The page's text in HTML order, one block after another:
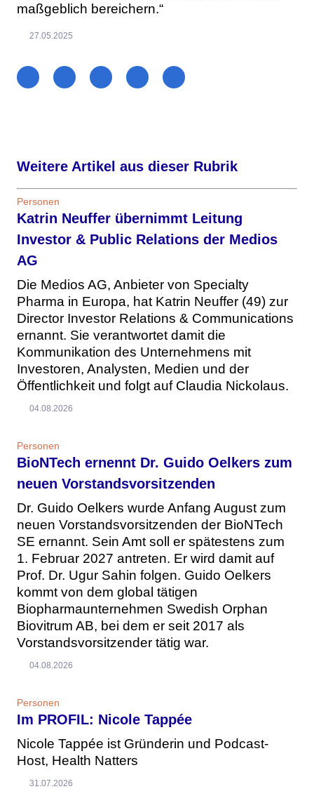
maßgeblich bereichern.“
27.05.2025
Weitere Artikel aus dieser Rubrik
Personen
Katrin Neuffer übernimmt Leitung
Investor & Public Relations der Medios
AG
Die Medios AG, Anbieter von Specialty
Pharma in Europa, hat Katrin Neuffer (49) zur
Director Investor Relations & Communications
ernannt. Sie verantwortet damit die
Kommunikation des Unternehmens mit
Investoren, Analysten, Medien und der
Öffentlichkeit und folgt auf Claudia Nickolaus.
04.08.2026
Personen
BioNTech ernennt Dr. Guido Oelkers zum
neuen Vorstandsvorsitzenden
Dr. Guido Oelkers wurde Anfang August zum
neuen Vorstandsvorsitzenden der BioNTech
SE ernannt. Sein Amt soll er spätestens zum
1. Februar 2027 antreten. Er wird damit auf
Prof. Dr. Ugur Sahin folgen. Guido Oelkers
kommt von dem global tätigen
Biopharmaunternehmen Swedish Orphan
Biovitrum AB, bei dem er seit 2017 als
Vorstandsvorsitzender tätig war.
04.08.2026
Personen
Im PROFIL: Nicole Tappée
Nicole Tappée ist Gründerin und Podcast-
Host, Health Natters
31.07.2026